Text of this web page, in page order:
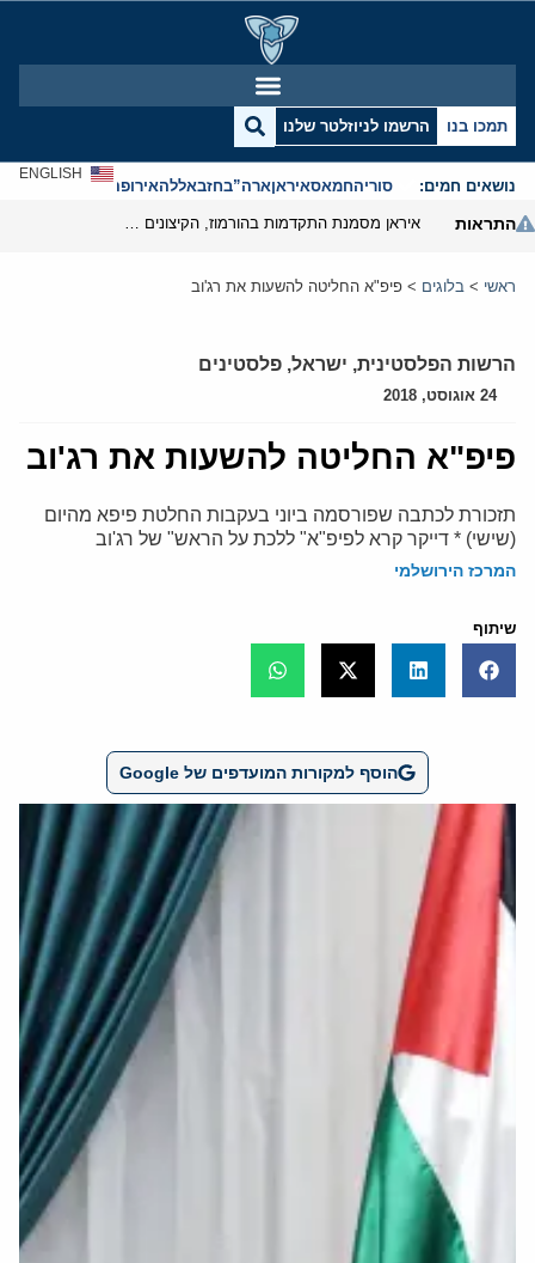
תמכו בנו הרשמו לניוזלטר שלנו
נושאים חמים: סוריהחמאסאיראןארה”בחזבאללהאירופהאנטישמיות
ENGLISH
התראות
ראשי > בלוגים > פיפ"א החליטה להשעות את רג'וב
הרשות הפלסטינית, ישראל, פלסטינים
24 אוגוסט, 2018
פיפ"א החליטה להשעות את רג'וב
תזכורת לכתבה שפורסמה ביוני בעקבות החלטת פיפא מהיום
(שישי) * דייקר קרא לפיפ"א" ללכת על הראש" של רג'וב
המרכז הירושלמי
שיתוף
הוסף למקורות המועדפים של Google